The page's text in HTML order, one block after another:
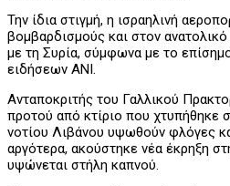
Την ίδια στιγμή, η ισραηλινή
βομβαρδισμούς και στον
με τη Συρία, σύμφωνα με το
ειδήσεων ANI.
Ανταποκριτής του Γαλλικού
προτού από κτίριο που χτυπήθηκε
νοτίου Λιβάνου υψωθούν φλόγες
αργότερα, ακούστηκε νέα έκρηξη
υψώνεται στήλη καπνού.